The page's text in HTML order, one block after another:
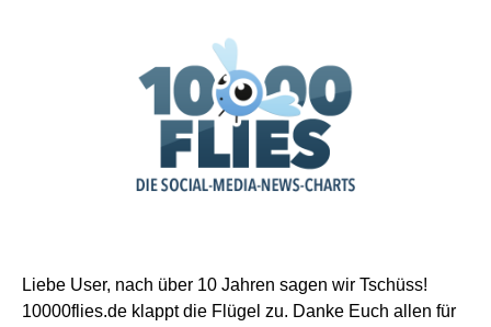
Liebe User, nach über 10 Jahren sagen wir Tschüss!
10000flies.de klappt die Flügel zu. Danke Euch allen für